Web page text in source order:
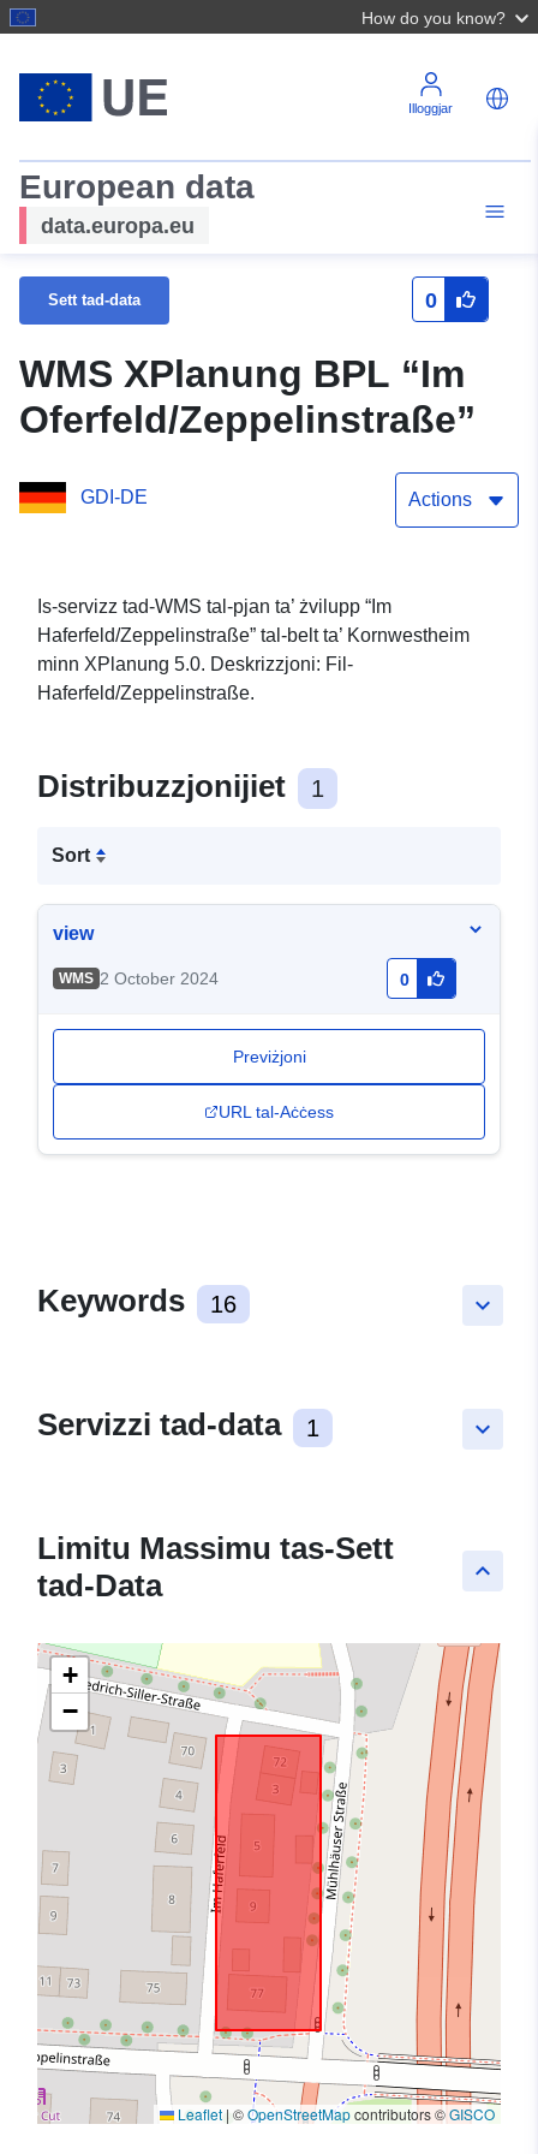
How do you know?
Illoggjar
European data
data.europa.eu
Sett tad-data 0
WMS XPlanung BPL “Im
Oferfeld/Zeppelinstraße”
GDI-DE Actions
Is-servizz tad-WMS tal-pjan ta’ żvilupp “Im
Haferfeld/Zeppelinstraße” tal-belt ta’ Kornwestheim
minn XPlanung 5.0. Deskrizzjoni: Fil-
Haferfeld/Zeppelinstraße.
Distribuzzjonijiet 1
Sort
view
WMS 2 October 2024 0
Previżjoni
URL tal-Aċċess
keyboard_arrow_down
Keywords 16
keyboard_arrow_down
Servizzi tad-data 1
keyboard_arrow_up
Limitu Massimu tas-Sett
tad-Data
+
−
Leaflet |©OpenStreetMapcontributors ©GISCO